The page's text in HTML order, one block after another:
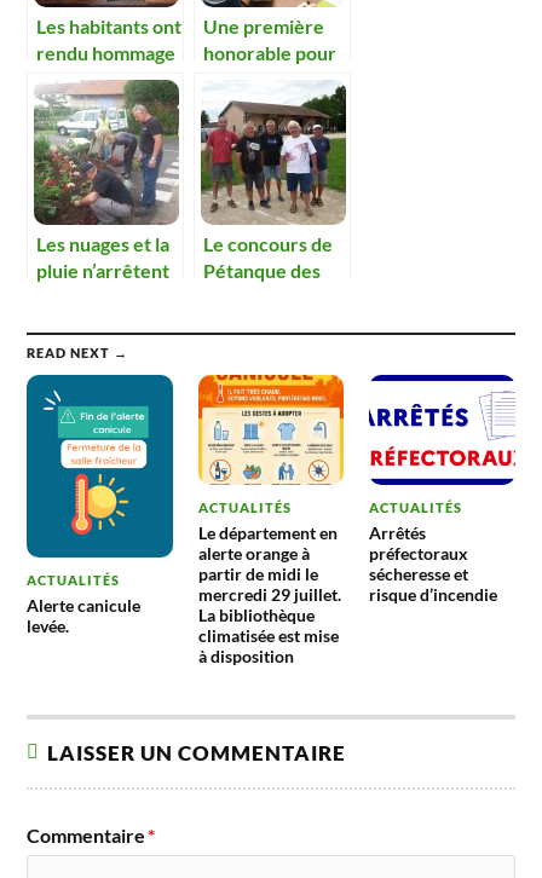
Les habitants ont
rendu hommage
aux victimes des
attentats
parisiens
Une première
honorable pour
le comité de
fleurissement
Les nuages et la
pluie n’arrêtent
Le concours de
Pétanque des
fréquentation.
READ NEXT →
ACTUALITÉS
Alerte canicule
levée.
ACTUALITÉS
Le département en
alerte orange à
partir de midi le
mercredi 29 juillet.
La bibliothèque
climatisée est mise
à disposition
ACTUALITÉS
Arrêtés
préfectoraux
sécheresse et
risque d’incendie
LAISSER UN COMMENTAIRE
Commentaire*